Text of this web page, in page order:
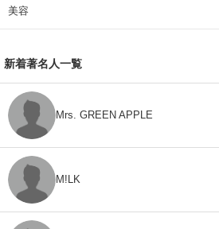
美容
新着著名人一覧
Mrs. GREEN APPLE
M!LK